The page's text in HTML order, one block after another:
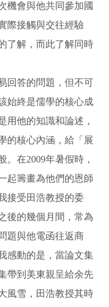
機會與他共同參加國
際接觸與交往經驗
了解，而此了解同時
回答的問題，但不可
始終是儒學的核心成
用他的知識和論述，
的核心內涵，給「展
在2009年暑假時，
起籌畫為他們的恩師
接受田浩教授的委
後的幾個月間，常為
題與他電函往返商
感動的是，當論文集
帶到美東親呈給余先
風雪，田浩教授其時